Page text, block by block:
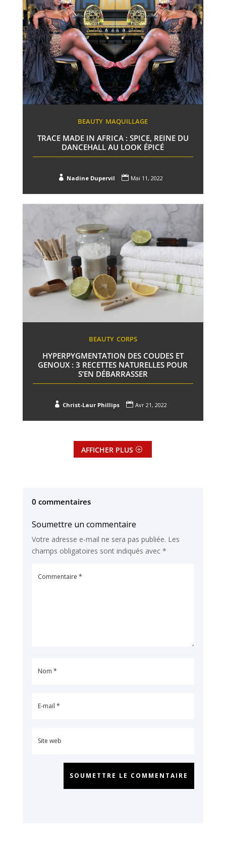
BEAUTY MAQUILLAGE
TRACE MADE IN AFRICA : SPICE, REINE DU
DANCEHALL AU LOOK ÉPICÉ
 Nadine Dupervil  Mai 11, 2022
BEAUTY CORPS
HYPERPYGMENTATION DES COUDES ET
GENOUX : 3 RECETTES NATURELLES POUR
S’EN DÉBARRASSER
 Christ-Laur Phillips  Avr 21, 2022
AFFICHER PLUS
0 commentaires
Soumettre un commentaire
Votre adresse e-mail ne sera pas publiée. Les
champs obligatoires sont indiqués avec *
SOUMETTRE LE COMMENTAIRE